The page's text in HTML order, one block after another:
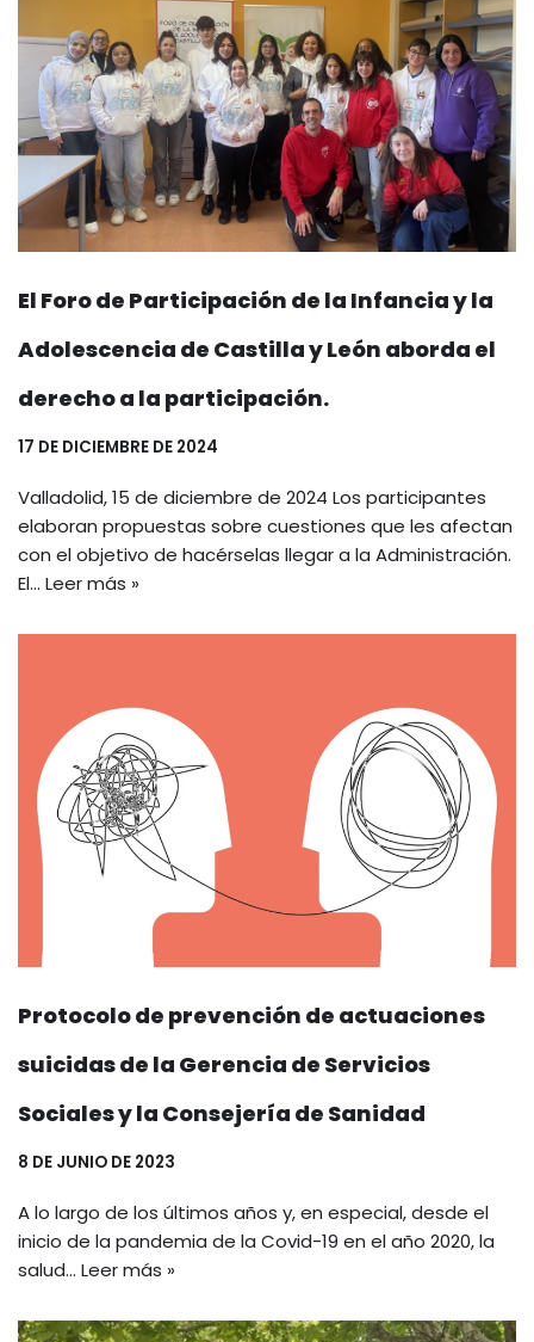
El Foro de Participación de la Infancia y la
Adolescencia de Castilla y León aborda el
derecho a la participación.
17 DE DICIEMBRE DE 2024
Valladolid, 15 de diciembre de 2024 Los participantes
elaboran propuestas sobre cuestiones que les afectan
con el objetivo de hacérselas llegar a la Administración.
El… Leer más »
Protocolo de prevención de actuaciones
suicidas de la Gerencia de Servicios
Sociales y la Consejería de Sanidad
8 DE JUNIO DE 2023
A lo largo de los últimos años y, en especial, desde el
inicio de la pandemia de la Covid-19 en el año 2020, la
salud… Leer más »